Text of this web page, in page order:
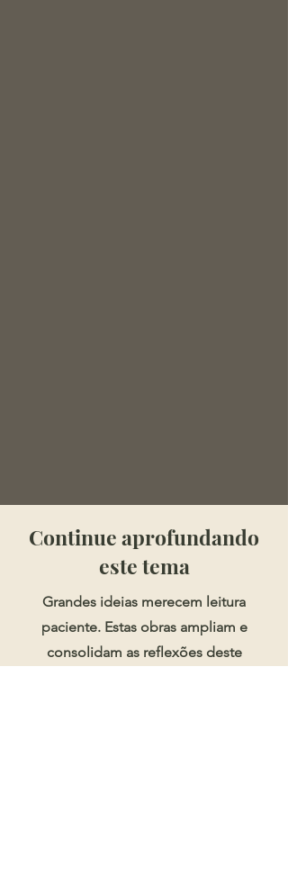
​​​Continue aprofundando
este tema
Grandes ideias merecem leitura
paciente. Estas obras ampliam e
consolidam as reflexões deste